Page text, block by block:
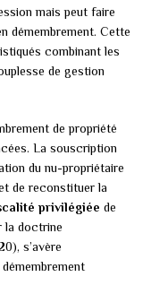
mais peut faire
démembrement. Cette
combinant les
de gestion
de propriété
La souscription
du nu-propriétaire
de reconstituer la
privilégiée de
la doctrine
s’avère